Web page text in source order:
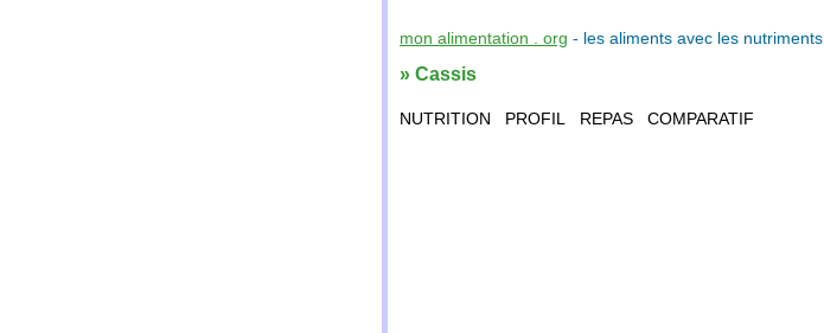
mon alimentation . org - les aliments avec les nutriments
» Cassis
NUTRITION PROFIL REPAS COMPARATIF